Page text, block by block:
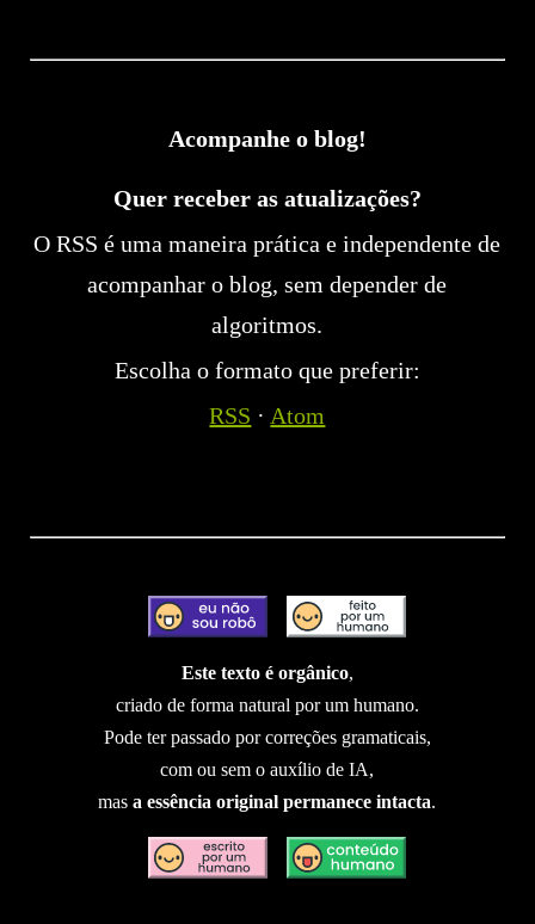
Acompanhe o blog!
Quer receber as atualizações?
O RSS é uma maneira prática e independente de
acompanhar o blog, sem depender de
algoritmos.
Escolha o formato que preferir:
RSS · Atom
Este texto é orgânico,
criado de forma natural por um humano.
Pode ter passado por correções gramaticais,
com ou sem o auxílio de IA,
masa essência original permanece intacta.